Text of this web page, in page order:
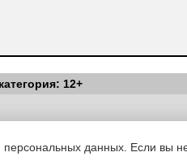
12+
Условия|Политика
данных. Если вы